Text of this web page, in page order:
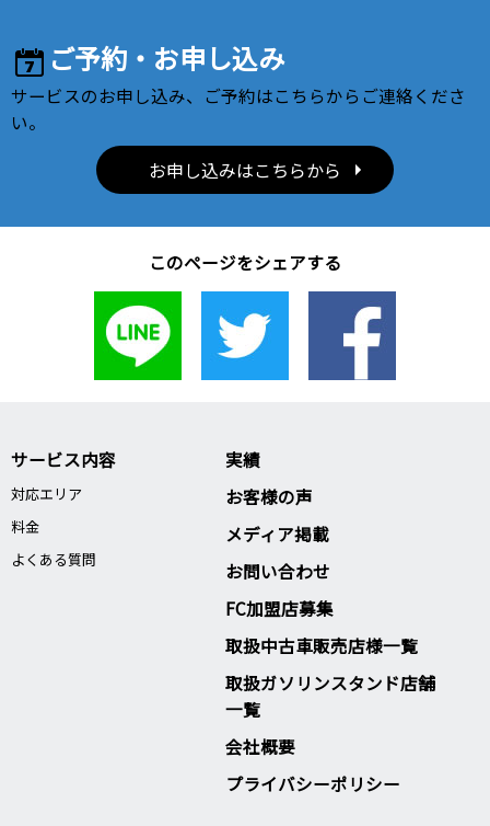
ご予約・お申し込み
サービスのお申し込み、ご予約はこちらからご連絡くださ
い。
お申し込みはこちらから
このページをシェアする
サービス内容
対応エリア
料金
よくある質問
実績
お客様の声
メディア掲載
お問い合わせ
FC加盟店募集
取扱中古車販売店様一覧
取扱ガソリンスタンド店舗
一覧
会社概要
プライバシーポリシー